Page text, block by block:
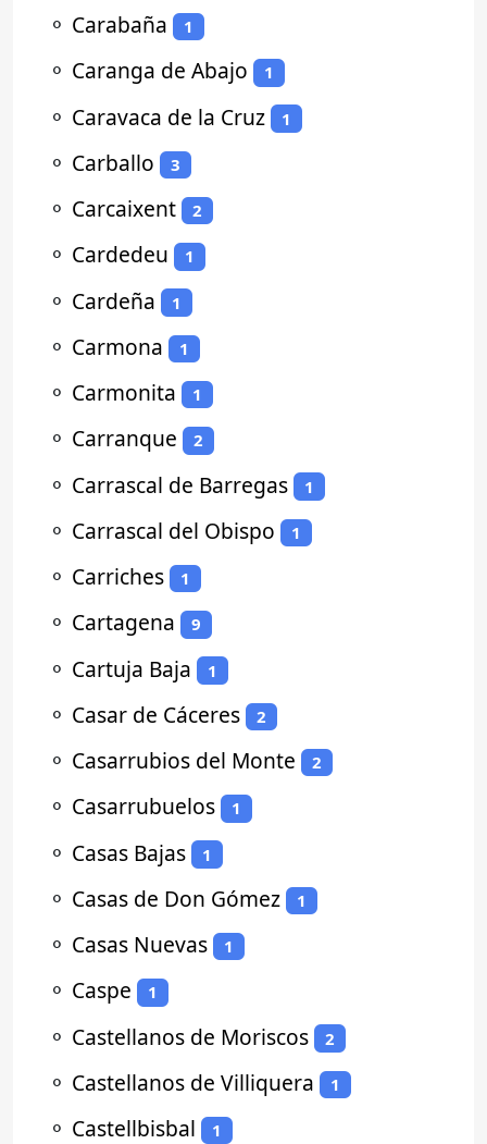
⚬ Carabaña 1
⚬ Caranga de Abajo 1
⚬ Caravaca de la Cruz 1
⚬ Carballo 3
⚬ Carcaixent 2
⚬ Cardedeu 1
⚬ Cardeña 1
⚬ Carmona 1
⚬ Carmonita 1
⚬ Carranque 2
⚬ Carrascal de Barregas 1
⚬ Carrascal del Obispo 1
⚬ Carriches 1
⚬ Cartagena 9
⚬ Cartuja Baja 1
⚬ Casar de Cáceres 2
⚬ Casarrubios del Monte 2
⚬ Casarrubuelos 1
⚬ Casas Bajas 1
⚬ Casas de Don Gómez 1
⚬ Casas Nuevas 1
⚬ Caspe 1
⚬ Castellanos de Moriscos 2
⚬ Castellanos de Villiquera 1
⚬ Castellbisbal 1